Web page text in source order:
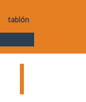
tablón